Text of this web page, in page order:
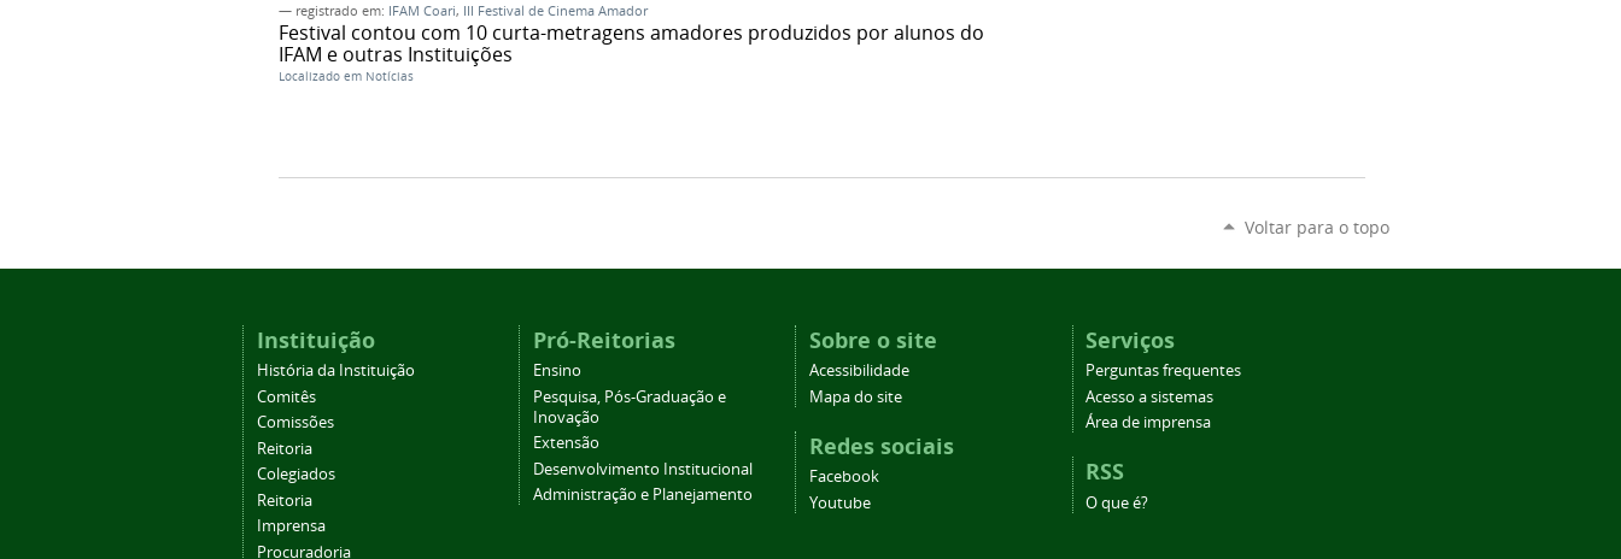
— registrado em: IFAM Coari, III Festival de Cinema Amador
Festival contou com 10 curta-metragens amadores produzidos por alunos do
IFAM e outras Instituições
Localizado em Notícias
Voltar para o topo
Instituição
História da Instituição
Comitês
Comissões
Reitoria
Colegiados
Reitoria
Imprensa
Procuradoria
Pró-Reitorias
Ensino
Pesquisa, Pós-Graduação e
Inovação
Extensão
Desenvolvimento Institucional
Administração e Planejamento
Sobre o site
Acessibilidade
Mapa do site
Redes sociais
Facebook
Youtube
Serviços
Perguntas frequentes
Acesso a sistemas
Área de imprensa
RSS
O que é?